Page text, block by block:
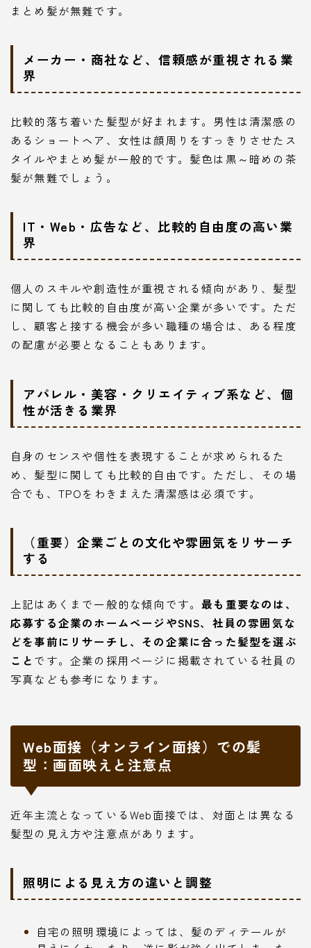
まとめ髪が無難です。
メーカー・商社など、信頼感が重視される業
界
比較的落ち着いた髪型が好まれます。男性は清潔感の
あるショートヘア、女性は顔周りをすっきりさせたス
タイルやまとめ髪が一般的です。髪色は黒～暗めの茶
髪が無難でしょう。
IT・Web・広告など、比較的自由度の高い業
界
個人のスキルや創造性が重視される傾向があり、髪型
に関しても比較的自由度が高い企業が多いです。ただ
し、顧客と接する機会が多い職種の場合は、ある程度
の配慮が必要となることもあります。
アパレル・美容・クリエイティブ系など、個
性が活きる業界
自身のセンスや個性を表現することが求められるた
め、髪型に関しても比較的自由です。ただし、その場
合でも、TPOをわきまえた清潔感は必須です。
（重要）企業ごとの文化や雰囲気をリサーチ
する
上記はあくまで一般的な傾向です。最も重要なのは、
応募する企業のホームページやSNS、社員の雰囲気な
どを事前にリサーチし、その企業に合った髪型を選ぶ
こと です。企業の採用ページに掲載されている社員の
写真なども参考になります。
Web面接（オンライン面接）での髪
型：画面映えと注意点
近年主流となっているWeb面接では、対面とは異なる
髪型の見え方や注意点があります。
照明による見え方の違いと調整
自宅の照明環境によっては、髪のディテールが